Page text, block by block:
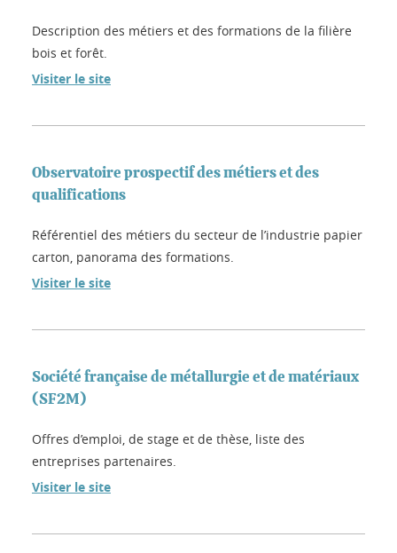
Description des métiers et des formations de la filière
bois et forêt.
Visiter le site
Observatoire prospectif des métiers et des
qualifications
Référentiel des métiers du secteur de l’industrie papier
carton, panorama des formations.
Visiter le site
Société française de métallurgie et de matériaux
(SF2M)
Offres d’emploi, de stage et de thèse, liste des
entreprises partenaires.
Visiter le site